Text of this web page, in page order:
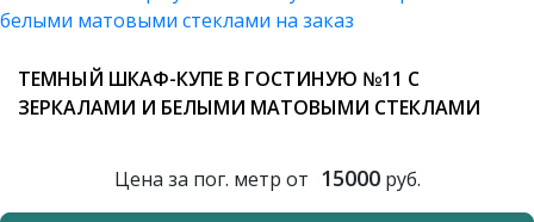
ТЕМНЫЙ ШКАФ-КУПЕ В ГОСТИНУЮ №11 С
ЗЕРКАЛАМИ И БЕЛЫМИ МАТОВЫМИ СТЕКЛАМИ
Цена за пог. метр от 15000руб.